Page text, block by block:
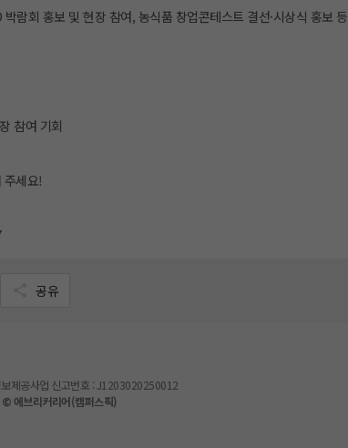
람회 홍보 및 현장 참여, 농식품 창업콘테스트 결선·시상식 홍보 등
참여 기회
주세요!
공유
보제공사업 신고번호 : J1203020250012
© 에브리커리어(캠퍼스픽)